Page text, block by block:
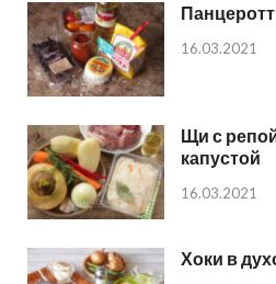
16.03.2021
Щи с
капустой
16.03.2021
Хоки в